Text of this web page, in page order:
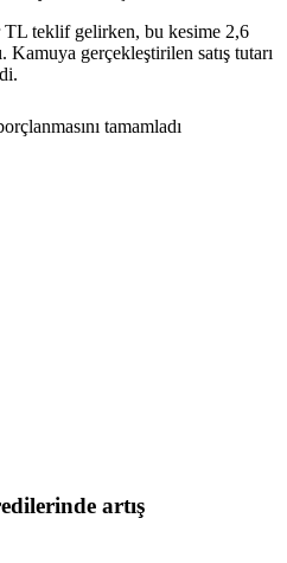
TL teklif gelirken, bu kesime 2,6
Kamuya gerçekleştirilen satış tutarı
tamamladı
artış